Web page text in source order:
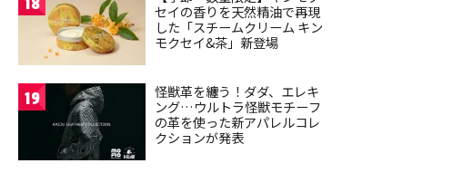
セイの香りを天然精油で再現
した「スチームクリーム キン
モクセイ&茶」新登場
19
怪獣革を纏う！ダダ、エレキ
ング…ウルトラ怪獣モチーフ
の革を使った新アパレルコレ
クションが発表